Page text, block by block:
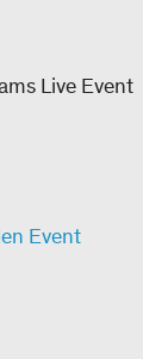
Live Event
Event